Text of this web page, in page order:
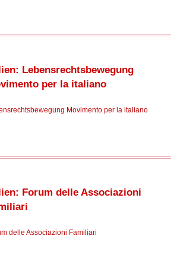
Lebensrechtsbewegung
per la italiano
Movimento per la italiano
Forum delle Associazioni
delle Associazioni Familiari